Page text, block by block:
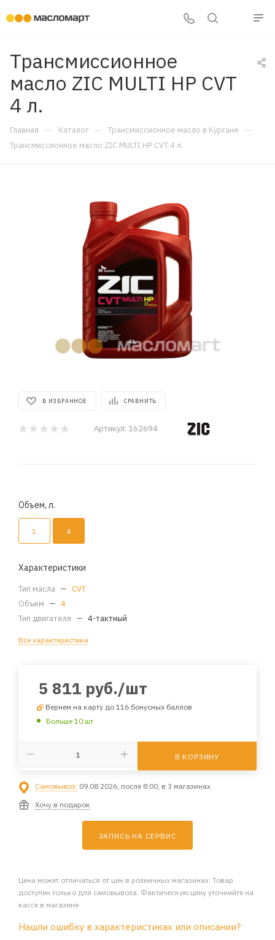
Трансмиссионное
масло ZIC MULTI HP CVT
4 л.
Главная — Каталог — Трансмиссионное масло в Кургане —
Трансмиссионное масло ZIC MULTI HP CVT 4 л.
В ИЗБРАННОЕ СРАВНИТЬ
Артикул: 162694
Объем, л.
1 4
Характеристики
Тип масла — CVT
Объем — 4
Тип двигателя — 4-тактный
Все характеристики
5 811 руб./шт
Вернем на карту до 116 бонусных баллов
Больше 10 шт
В КОРЗИНУ
Самовывоз: 09.08.2026, после 8:00, в 3 магазинах
Хочу в подарок
ЗАПИСЬ НА СЕРВИС
Цена может отличаться от цен в розничных магазинах. Товар
доступен только для самовывоза. Фактическую цену уточняйте на
кассе в магазине
Нашли ошибку в характеристиках или описании?